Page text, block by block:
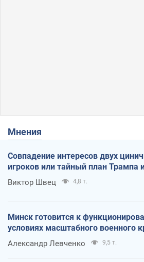
Мнения
Совпадение интересов двух
игроков или тайный план Трампа
Виктор Швец 4,8 т.
Минск готовится к
условиях масштабного военного
Александр Левченко 9,5 т.